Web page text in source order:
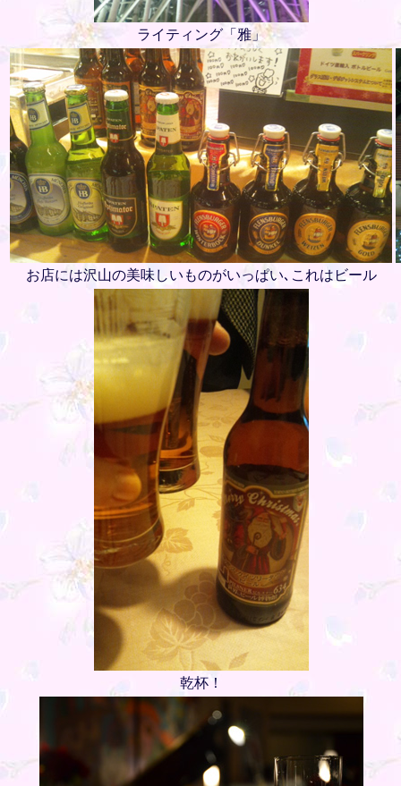
ライティング「雅」
お店には沢山の美味しいものがいっぱい､これはビール
乾杯！